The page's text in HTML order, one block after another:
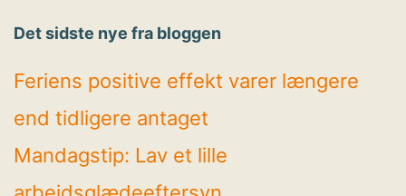
Det sidste nye fra bloggen
Feriens positive effekt varer længere
end tidligere antaget
Mandagstip: Lav et lille